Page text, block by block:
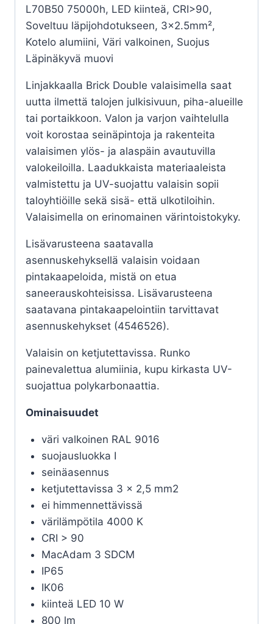
L70B50 75000h, LED kiinteä, CRI>90,
Soveltuu läpijohdotukseen, 3×2.5mm²,
Kotelo alumiini, Väri valkoinen, Suojus
Läpinäkyvä muovi
Linjakkaalla Brick Double valaisimella saat
uutta ilmettä talojen julkisivuun, piha-alueille
tai portaikkoon. Valon ja varjon vaihtelulla
voit korostaa seinäpintoja ja rakenteita
valaisimen ylös- ja alaspäin avautuvilla
valokeiloilla. Laadukkaista materiaaleista
valmistettu ja UV-suojattu valaisin sopii
taloyhtiöille sekä sisä- että ulkotiloihin.
Valaisimella on erinomainen värintoistokyky.
Lisävarusteena saatavalla
asennuskehyksellä valaisin voidaan
pintakaapeloida, mistä on etua
saneerauskohteisissa. Lisävarusteena
saatavana pintakaapelointiin tarvittavat
asennuskehykset (4546526).
Valaisin on ketjutettavissa. Runko
painevalettua alumiinia, kupu kirkasta UV-
suojattua polykarbonaattia.
Ominaisuudet
väri valkoinen RAL 9016
suojausluokka I
seinäasennus
ketjutettavissa 3 x 2,5 mm2
ei himmennettävissä
värilämpötila 4000 K
CRI > 90
MacAdam 3 SDCM
IP65
IK06
kiinteä LED 10 W
800 lm